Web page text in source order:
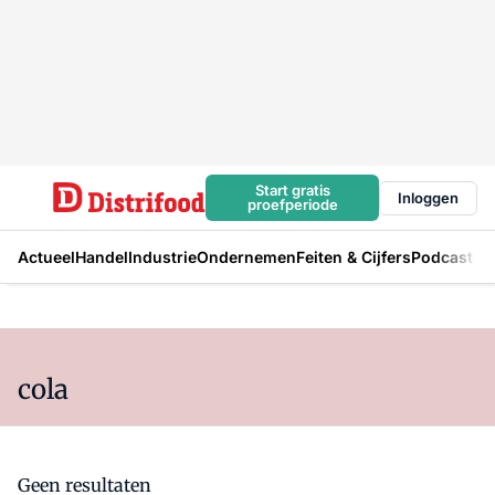
Start gratis
proefperiode
Inloggen
ActueelHandelIndustrieOndernemenFeiten & CijfersPodcast
cola
Geen resultaten